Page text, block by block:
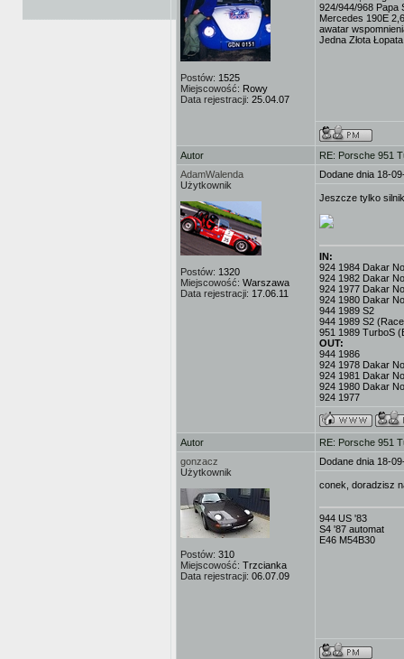
Postów: 1525
Miejscowość: Rowy
Data rejestracji: 25.04.07
924/944/968 Papa
Mercedes 190E
awatar
Jedna Złota Łopata
Autor
RE: Porsche 951
AdamWalenda
Użytkownik
Postów: 1320
Miejscowość: Warszawa
Data rejestracji: 17.06.11
Dodane dnia 18-
Jeszcze tylko
IN:
924 1984 Dakar
924 1982 Dakar
924 1977 Dakar
924 1980 Dakar
944 1989 S2
944 1989 S2
951 1989 TurboS
OUT:
944 1986
924 1978 Dakar
924 1981 Dakar
924 1980 Dakar
924 1977
Autor
RE: Porsche 951
gonzacz
Użytkownik
Postów: 310
Miejscowość: Trzcianka
Data rejestracji: 06.07.09
Dodane dnia 18-
conek, doradzisz
944 US '83
S4 '87 automat
E46 M54B30